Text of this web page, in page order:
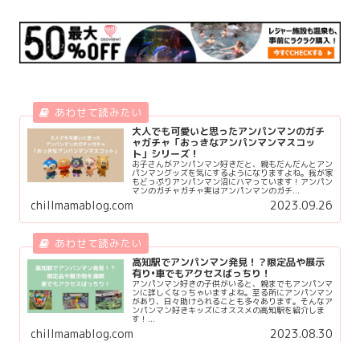
大人でも可愛いと思ったアンパンマンのガチ
ャガチャ「おっきなアンパンマンマスコッ
ト」シリーズ！
お子さんがアンパンマン好きだと、親もだんだんとアン
パンマングッズを気にするようになりますよね。我が家
もどっぷりアンパンマン沼にハマっています！アンパン
マンのガチャガチャ実はアンパンマンのガチ...
chillmamablog.com 2023.09.26
高知駅でアンパンマン発見！？限定品や展示
有り•車でもアクセスばっちり！
アンパンマン好きの子供がいると、親までもアンパンマ
ンに詳しくなっちゃいますよね。至る所にアンパンマン
があり、日々助けられることも多々あります。そんなア
ンパンマン好きキッズにオススメの高知駅を紹介しま
す！...
chillmamablog.com 2023.08.30